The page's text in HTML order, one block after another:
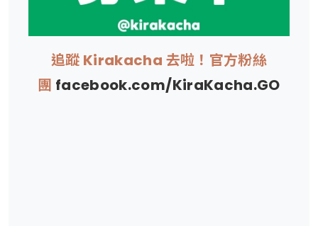
追蹤 Kirakacha 去啦！官方粉絲
團 facebook.com/KiraKacha.GO